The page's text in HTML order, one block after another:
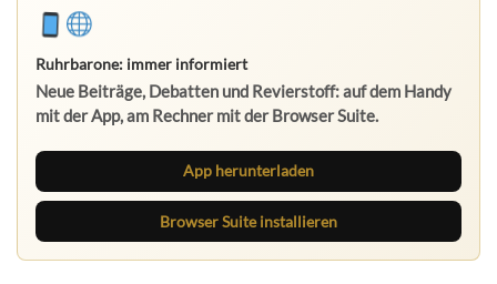
Ruhrbarone: immer informiert
Neue Beiträge, Debatten und Revierstoff: auf dem Handy
mit der App, am Rechner mit der Browser Suite.
App herunterladen
Browser Suite installieren